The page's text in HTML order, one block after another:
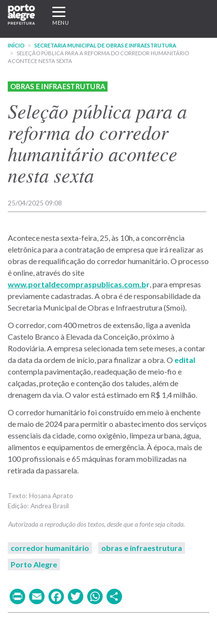
Pular
para
conteúdo
principal
Expandir/recolher
navegação
MENU
INÍCIO
SECRETARIA MUNICIPAL DE OBRAS E INFRAESTRUTURA
SELEÇÃO PÚBLICA PARA A REFORMA DO CORREDOR HUMANITÁRIO
ACONTECE NESTA SEXTA
OBRAS E INFRAESTRUTURA
Seleção pública para a
reforma do corredor
humanitário acontece
nesta sexta
25/04/2025 09:08
Acontece nesta sexta-feira, 25, às 10h, a concorrência
eletrônica para a contratação de empresa que irá realizar as
obras de requalificação do corredor humanitário. O processo
é online, através do site
www.portaldecompraspublicas.com.br , para empresas
previamente cadastradas. A obra é de responsabilidade da
Secretaria Municipal de Obras e Infraestrutura (Smoi).
O corredor, com 400 metros de extensão, liga a avenida
Castelo Branco à Elevada da Conceição, próximo à
Rodoviária. A empresa selecionada tem sete meses, a contar
da data da ordem de início, para finalizar a obra. O edital
contempla pavimentação, readequação de meio-fio e
calçadas, proteção e contenção dos taludes, além de
drenagem da via. O valor está estimado em R$ 1,4 milhão.
O corredor humanitário foi construído em meio à enchente
de maio de 2024 para permitir o abastecimento dos serviços
essenciais da cidade, como oxigênio, limpeza urbana, água,
alimentos e equipamentos de emergência. À época, mais de
100 profissionais e 65 máquinas foram mobilizadas na
retirada da passarela.
Hosana Aprato
Andrea Brasil
corredor humanitário
obras e infraestrutura
Porto Alegre
PrintEmailFacebook
TwitterWhatsApp